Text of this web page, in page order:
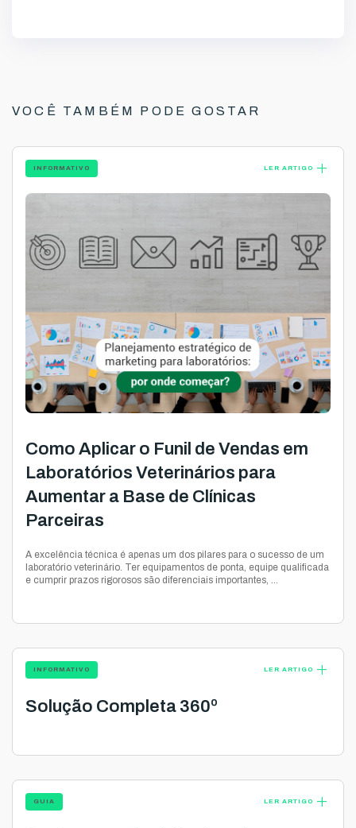
VOCÊ TAMBÉM PODE GOSTAR
INFORMATIVO LER ARTIGO add
Como Aplicar o Funil de Vendas em
Laboratórios Veterinários para
Aumentar a Base de Clínicas
Parceiras
A excelência técnica é apenas um dos pilares para o sucesso de um
laboratório veterinário. Ter equipamentos de ponta, equipe qualificada
e cumprir prazos rigorosos são diferenciais importantes, ...
INFORMATIVO LER ARTIGO add
Solução Completa 360º
GUIA LER ARTIGO add